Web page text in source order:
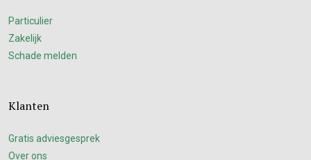
Particulier
Zakelijk
Schade melden
Klanten
Gratis adviesgesprek
Over ons